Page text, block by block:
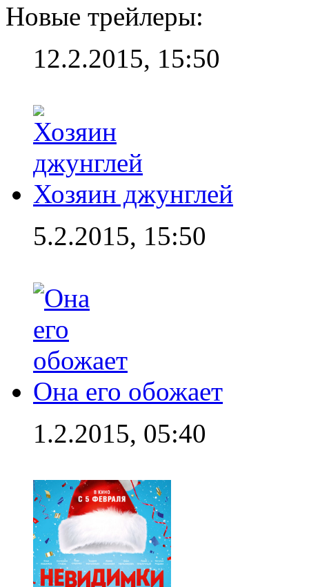
Новые трейлеры:
12.2.2015, 15:50
Хозяин джунглей
5.2.2015, 15:50
Она его обожает
1.2.2015, 05:40